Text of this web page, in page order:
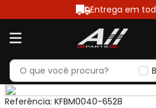
Entrega em
Referência: KFBM0040-6528